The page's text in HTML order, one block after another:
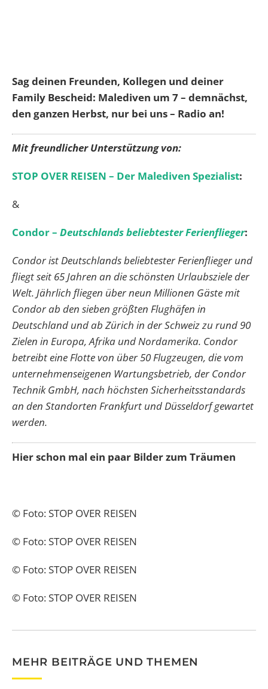
Sag deinen Freunden, Kollegen und deiner
Family Bescheid: Malediven um 7 – demnächst,
den ganzen Herbst, nur bei uns – Radio an!
Mit freundlicher Unterstützung von:
STOP OVER REISEN – Der Malediven Spezialist:
&
Condor – Deutschlands beliebtester Ferienflieger:
Condor ist Deutschlands beliebtester Ferienflieger und
fliegt seit 65 Jahren an die schönsten Urlaubsziele der
Welt. Jährlich fliegen über neun Millionen Gäste mit
Condor ab den sieben größten Flughäfen in
Deutschland und ab Zürich in der Schweiz zu rund 90
Zielen in Europa, Afrika und Nordamerika. Condor
betreibt eine Flotte von über 50Flugzeugen, die vom
unternehmenseigenen Wartungsbetrieb, der Condor
Technik GmbH, nach höchsten Sicherheitsstandards
an den Standorten Frankfurt und Düsseldorf gewartet
werden.
Hier schon mal ein paar Bilder zum Träumen
© Foto: STOP OVER REISEN
© Foto: STOP OVER REISEN
© Foto: STOP OVER REISEN
© Foto: STOP OVER REISEN
MEHR BEITRÄGE UND THEMEN